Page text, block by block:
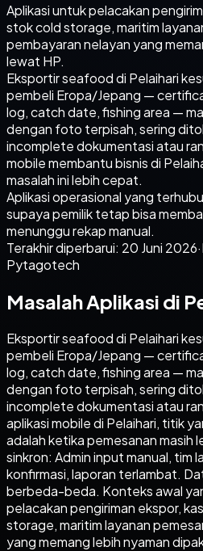
Aplikasi untuk pelacakan
stok cold storage, maritim
pembayaran nelayan yang
lewat HP.
Eksportir seafood di Pelaihari
pembeli Eropa/Jepang —
log, catch date, fishing area —
dengan foto terpisah, sering
incomplete dokumentasi atau
mobile membantu bisnis di
masalah ini lebih cepat.
Aplikasi operasional yang
supaya pemilik tetap bisa
menunggu rekap manual.
Terakhir diperbarui: 20 Juni 2026·
Pytagotech
Masalah Aplikasi di
Eksportir seafood di Pelaihari
pembeli Eropa/Jepang —
log, catch date, fishing area —
dengan foto terpisah, sering
incomplete dokumentasi atau
aplikasi mobile di Pelaihari, titik
adalah ketika pemesanan masih
sinkron: Admin input manual, tim
konfirmasi, laporan terlambat.
berbeda-beda. Konteks awal
pelacakan pengiriman ekspor,
storage, maritim layanan
yang memang lebih nyaman